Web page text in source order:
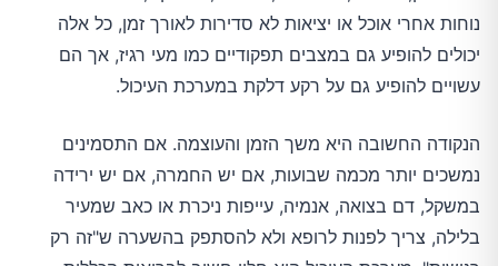
נוחות אחרי אוכל או יציאות לא סדירות לאורך זמן, כל אלה
יכולים להופיע גם במצבים תפקודיים כמו מעי רגיז, אך הם
עשויים להופיע גם על רקע דלקת במערכת העיכול.
הנקודה החשובה היא משך הזמן והעוצמה. אם התסמינים
נמשכים יותר מכמה שבועות, אם יש החמרה, אם יש ירידה
במשקל, דם בצואה, אנמיה, עייפות ניכרת או כאב שמעיר
בלילה, צריך לפנות לרופא ולא להסתפק בהשערה ש"זה רק